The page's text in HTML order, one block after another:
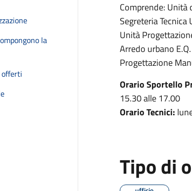
la
offerti
Comprende:
Segreteria
Unità
Arredo urbano
Progettazione
Orario Sportello
15.30 alle 17.00
Orario Tecnici:
Tipo di